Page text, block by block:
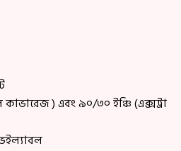
) এবং ৯০/৩০ ইঞ্চি (এক্সট্রা